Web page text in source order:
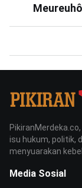
isu hukum, politik,
menyuarakan
Media Sosial